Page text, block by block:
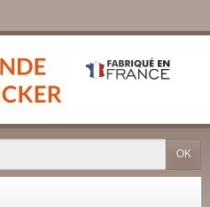
OK